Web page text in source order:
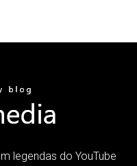
legendas do YouTube